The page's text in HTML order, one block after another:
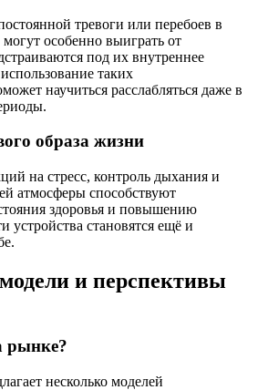
тревоги или перебоев в
особенно выиграть от
под их внутреннее
таких
научиться расслабляться даже в
образа жизни
на стресс, контроль дыхания и
атмосферы способствуют
здоровья и повышению
устройства становятся ещё и
и перспективы
рынке?
несколько моделей